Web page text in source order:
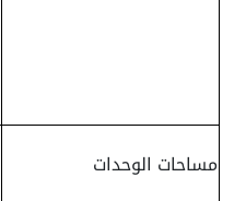
مساحات الوحدات